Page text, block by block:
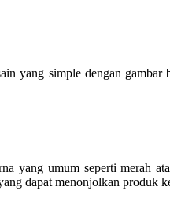
yang simple dengan
yang umum seperti merah
dapat menonjolkan produk